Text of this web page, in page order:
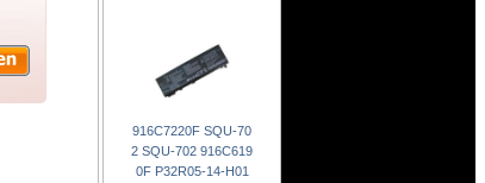
916C7220F SQU-70
2 SQU-702 916C619
0F P32R05-14-H01